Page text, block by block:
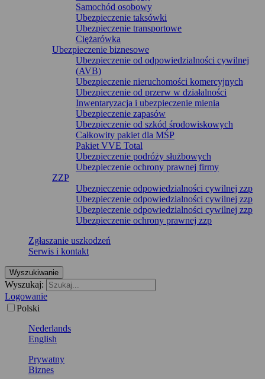
Samochód osobowy
Ubezpieczenie taksówki
Ubezpieczenie transportowe
Ciężarówka
Ubezpieczenie biznesowe
Ubezpieczenie od odpowiedzialności cywilnej
(AVB)
Ubezpieczenie nieruchomości komercyjnych
Ubezpieczenie od przerw w działalności
Inwentaryzacja i ubezpieczenie mienia
Ubezpieczenie zapasów
Ubezpieczenie od szkód środowiskowych
Całkowity pakiet dla MŚP
Pakiet VVE Total
Ubezpieczenie podróży służbowych
Ubezpieczenie ochrony prawnej firmy
ZZP
Ubezpieczenie odpowiedzialności cywilnej zzp
Ubezpieczenie odpowiedzialności cywilnej zzp
Ubezpieczenie odpowiedzialności cywilnej zzp
Ubezpieczenie ochrony prawnej zzp
Zgłaszanie uszkodzeń
Serwis i kontakt
Wyszukiwanie
Wyszukaj:
Logowanie
Polski
Nederlands
English
Prywatny
Biznes